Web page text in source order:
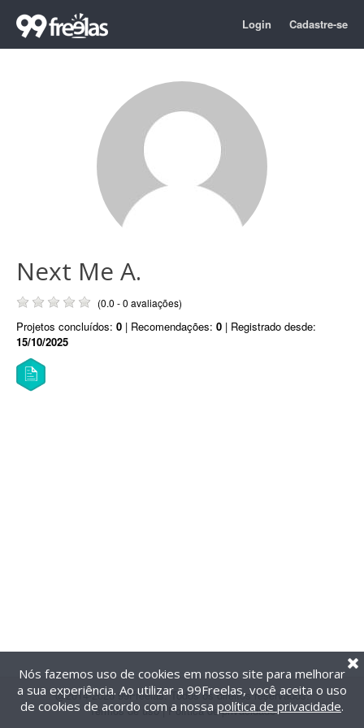
Login Cadastre-se
Next Me A.
(0.0 - 0 avaliações)
Projetos concluídos: 0 | Recomendações: 0 | Registrado desde:
15/10/2025
@2014-2026 99Freelas. Todos os direitos reservados.
Termos de uso| Política de privacidade
Nós fazemos uso de cookies em nosso site para melhorar
a sua experiência. Ao utilizar a 99Freelas, você aceita o uso
de cookies de acordo com a nossa política de privacidade.